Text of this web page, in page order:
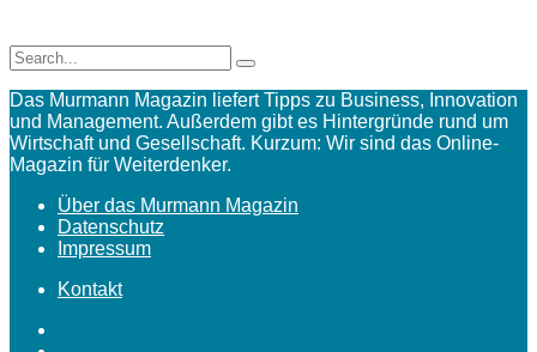
Das Murmann Magazin liefert Tipps zu Business, Innovation
und Management. Außerdem gibt es Hintergründe rund um
Wirtschaft und Gesellschaft. Kurzum: Wir sind das Online-
Magazin für Weiterdenker.
Über das Murmann Magazin
Datenschutz
Impressum
Kontakt